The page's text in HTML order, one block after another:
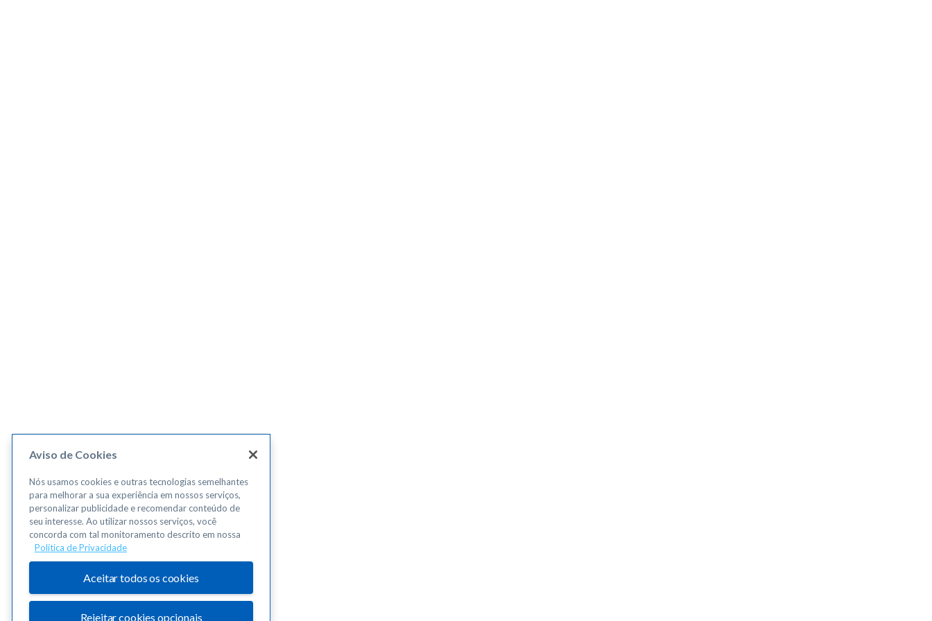
Aviso de Cookies
Nós usamos cookies e outras tecnologias semelhantes
para melhorar a sua experiência em nossos serviços,
personalizar publicidade e recomendar conteúdo de
seu interesse. Ao utilizar nossos serviços, você
concorda com tal monitoramento descrito em nossa
Política de Privacidade
Aceitar todos os cookies
Rejeitar cookies opcionais